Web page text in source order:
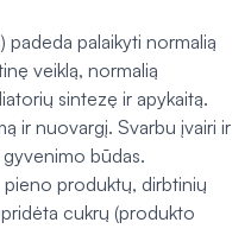
palaikyti normalią
veiklą, normalią
sintezę ir apykaitą.
ir nuovargį. Svarbu įvairi ir
būdas.
produktų, dirbtinių
cukrų (produkto